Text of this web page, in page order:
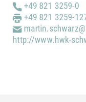
+49 821 3259-0
+49 821 3259-
http://www.hwk-